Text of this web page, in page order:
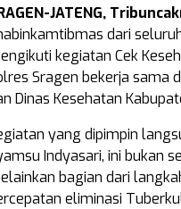
JATENG,
dari
kegiatan Cek
Sragen bekerja sama
Dinas Kesehatan
yang dipimpin
Indyasari, ini bukan
bagian dari
eliminasi